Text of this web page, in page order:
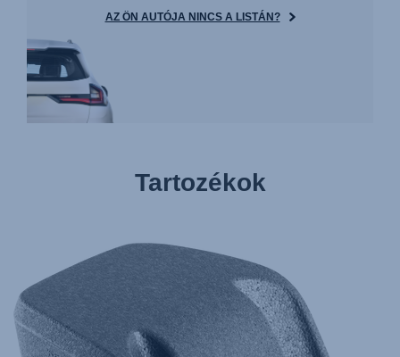
AZ ÖN AUTÓJA NINCS A LISTÁN?
Tartozékok